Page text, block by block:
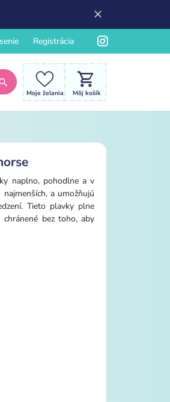
Registrácia
Moje želania Môj košík
naplno, pohodlne a v
a umožňujú
Tieto plavky plne
chránené bez toho, aby